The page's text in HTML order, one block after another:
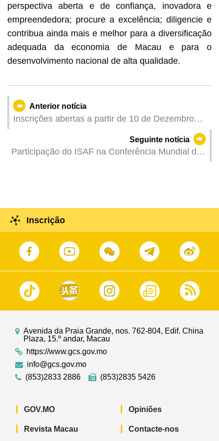
perspectiva aberta e de confiança, inovadora e
empreendedora; procure a excelência; diligencie e
contribua ainda mais e melhor para a diversificação
adequada da economia de Macau e para o
desenvolvimento nacional de alta qualidade.
Anterior notícia
Inscrições abertas a partir de 10 de Dezembro
formação, lançados em conjunto pela DSAL e
empresa de lazer
Seguinte notícia
Participação do ISAF na Conferência Mundial da
Inscrição
Avenida da Praia Grande, nos. 762-804, Edif. China
Plaza, 15.º andar, Macau
https://www.gcs.gov.mo
info@gcs.gov.mo
(853)2833 2886
(853)2835 5426
GOV.MO
Revista Macau
Opiniões
Contacte-nos